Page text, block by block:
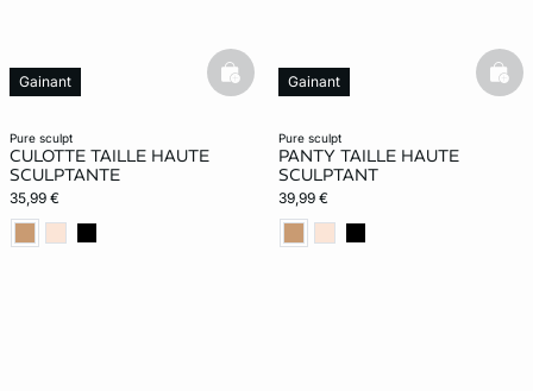
pure sculpt
CULOTTE TAILLE HAUTE
SCULPTANTE
35,99 €
Gainant basketfull
pure sculpt
PANTY TAILLE HAUTE
SCULPTANT
39,99 €
Gainant